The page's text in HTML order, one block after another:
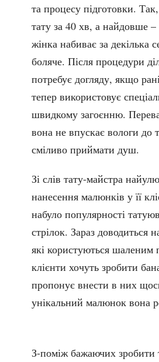
та процесу підготовки.
тату за 40 хв, а найдовше
жінка набиває за декілька
боляче. Після процедури
потребує догляду, якщо
тепер використовує
швидкому загоєнню.
вона не впускає вологи
сміливо приймати душ.
Зі слів тату-майстра
нанесення малюнків у її
набуло популярності
стрілок. Зараз доводиться
які користуються
клієнти хочуть зробити
пропонує внести в них
унікальний малюнок вона
З-поміж бажаючих зробити